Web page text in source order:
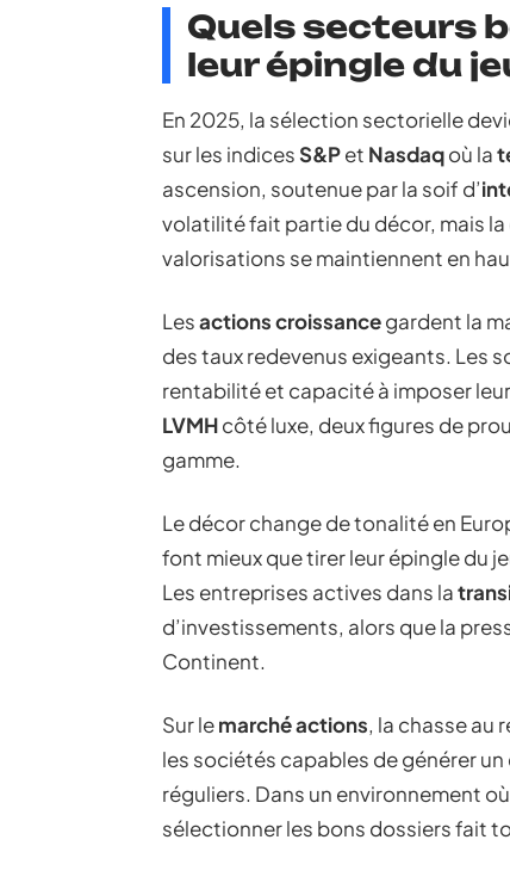
Quels secteurs
leur épingle du
En 2025, la sélection sectorielle
sur les indices S&Pet Nasdaqoù la
ascension, soutenue par la soif d’
volatilité fait partie du décor, mais
valorisations se maintiennent en
Lesactions croissancegardent la
des taux redevenus exigeants. Les
rentabilité et capacité à imposer
LVMHcôté luxe, deux figures de
gamme.
Le décor change de tonalité en
font mieux que tirer leur épingle du
Les entreprises actives dans la
d’investissements, alors que la
Continent.
Sur lemarché actions, la chasse au
les sociétés capables de générer
réguliers. Dans un environnement
sélectionner les bons dossiers fait